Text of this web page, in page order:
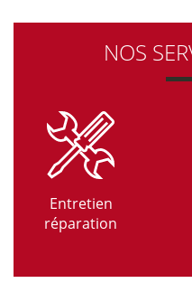
NOS
Entretien
réparation